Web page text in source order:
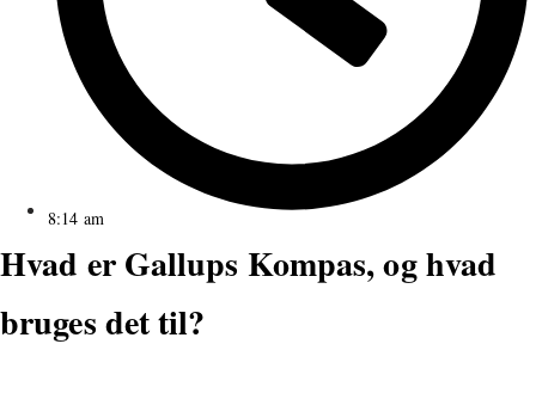
8:14 am
Hvad er Gallups Kompas, og hvad
bruges det til?